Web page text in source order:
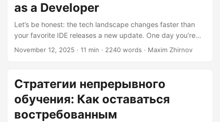
as a Developer
Let’s be honest: the tech landscape changes faster than
your favorite IDE releases a new update. One day you’re
the expert in REST APIs, the next day everyone’s talking
continuously, you’re essentially watching your market value
depreciate like a three-year-old smartphone. The good
news? You don’t have to become a learning machine to
stay relevant....
November 12, 2025 · 11 min · 2240 words · Maxim Zhirnov
Стратегии непрерывного
обучения: Как оставаться
востребованным